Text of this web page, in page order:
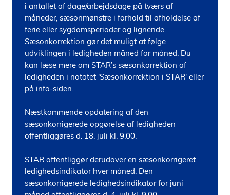
i antallet af dage/arbejdsdage på tværs af
måneder, sæsonmønstre i forhold til afholdelse af
ferie eller sygdomsperioder og lignende.
Sæsonkorrektion gør det muligt at følge
udviklingen i ledigheden måned for måned. Du
kan læse mere om STAR’s sæsonkorrektion af
ledigheden i notatet 'Sæsonkorrektion i STAR' eller
på info-siden.
Næstkommende opdatering af den
sæsonkorrigerede opgørelse af ledigheden
offentliggøres d. 18. juli kl. 9.00.
STAR offentliggør derudover en sæsonkorrigeret
ledighedsindikator hver måned. Den
sæsonkorrigerede ledighedsindikator for juni